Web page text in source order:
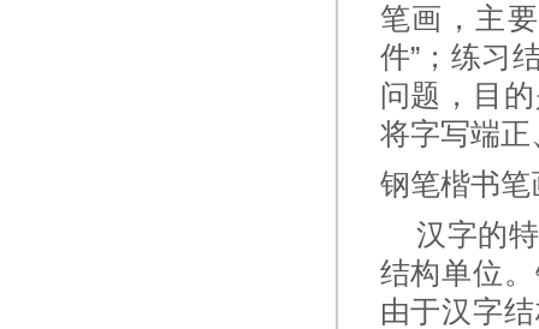
笔画，主
件”；练习
问题，目
将字写端
钢笔楷书
汉字的特
结构单位
由于汉字